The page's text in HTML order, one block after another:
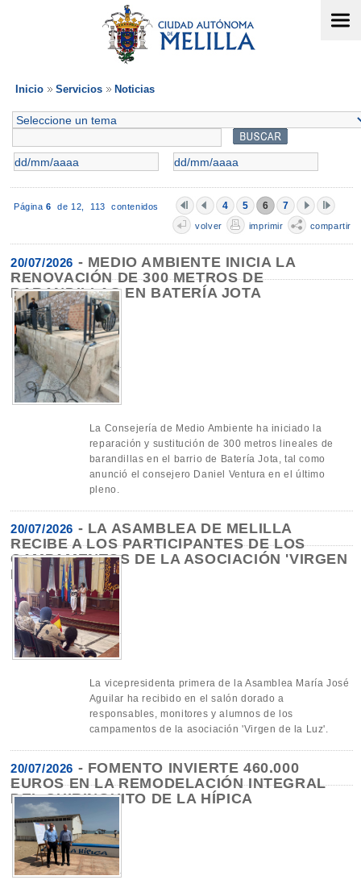
Inicio Servicios Noticias
Página 6 de 12, 113 contenidos 4 5 6 7
volver imprimir compartir
20/07/2026 - MEDIO AMBIENTE INICIA LA
RENOVACIÓN DE 300 METROS DE
BARANDILLAS EN BATERÍA JOTA
La Consejería de Medio Ambiente ha iniciado la
reparación y sustitución de 300 metros lineales de
barandillas en el barrio de Batería Jota, tal como
anunció el consejero Daniel Ventura en el último
pleno.
20/07/2026 - LA ASAMBLEA DE MELILLA
RECIBE A LOS PARTICIPANTES DE LOS
CAMPAMENTOS DE LA ASOCIACIÓN 'VIRGEN
DE LA LUZ'
La vicepresidenta primera de la Asamblea María José
Aguilar ha recibido en el salón dorado a
responsables, monitores y alumnos de los
campamentos de la asociación 'Virgen de la Luz'.
20/07/2026 - FOMENTO INVIERTE 460.000
EUROS EN LA REMODELACIÓN INTEGRAL
DEL CHIRINGUITO DE LA HÍPICA